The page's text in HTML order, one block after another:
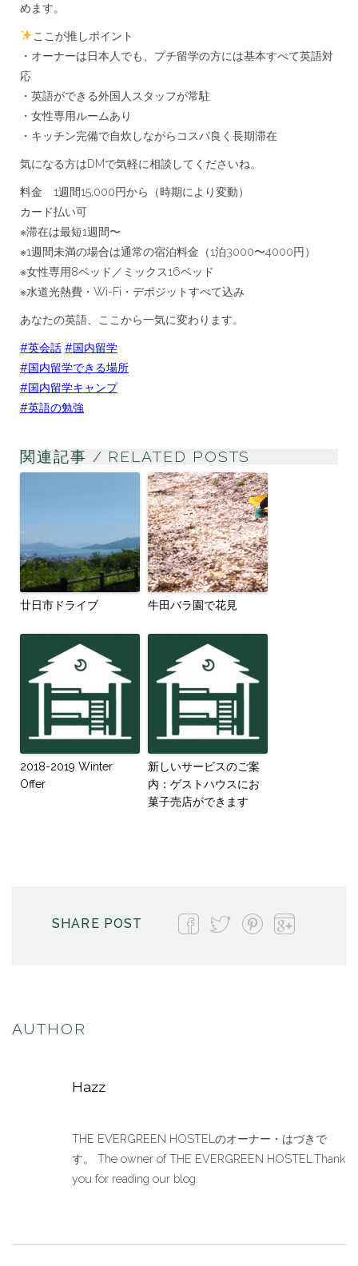
めます。
ここが推しポイント
・オーナーは日本人でも、プチ留学の方には基本すべて英語対
応
・英語ができる外国人スタッフが常駐
・女性専用ルームあり
・キッチン完備で自炊しながらコスパ良く長期滞在
気になる方はDMで気軽に相談してくださいね。
料金 1週間15,000円から（時期により変動）
カード払い可
※滞在は最短1週間〜
※1週間未満の場合は通常の宿泊料金（1泊3000〜4000円）
※女性専用8ベッド／ミックス16ベッド
※水道光熱費・Wi-Fi・デポジットすべて込み
あなたの英語、ここから一気に変わります。
#英会話 #国内留学
#国内留学できる場所
#国内留学キャンプ
#英語の勉強
関連記事 / RELATED POSTS
廿日市ドライブ 牛田バラ園で花見
2018-2019 Winter
Offer
新しいサービスのご案
内：ゲストハウスにお
菓子売店ができます
SHARE POST
AUTHOR
Hazz
THE EVERGREEN HOSTELのオーナー・はづきで
す。 The owner of THE EVERGREEN HOSTEL.Thank
you for reading our blog.